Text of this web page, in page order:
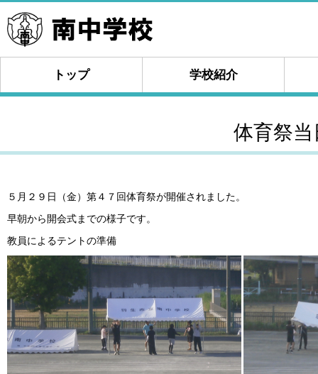
トップ 学校紹介
体育祭
５月２９日（金）第４７回体育祭が開催されました。
早朝から開会式までの様子です。
教員によるテントの準備